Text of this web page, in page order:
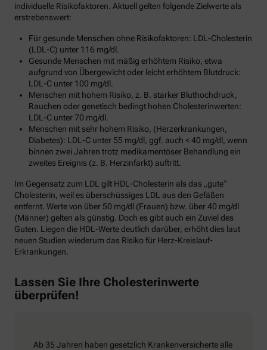
individuelle Risikofaktoren. Aktuell gelten folgende Zielwerte als
erstrebenswert:
Für gesunde Menschen ohne Risikofaktoren: LDL-Cholesterin
(LDL-C) unter 116 mg/dl.
Gesunde Menschen mit mäßig erhöhtem Risiko, etwa
aufgrund von Übergewicht oder leicht erhöhtem Blutdruck:
LDL-C unter 100 mg/dl.
Menschen mit hohem Risiko, z. B. starker Bluthochdruck,
Rauchen oder genetisch bedingt hohen Cholesterinwerten:
LDL-C unter 70 mg/dl.
Menschen mit sehr hohem Risiko, (Herzerkrankungen,
Diabetes): LDL-C unter 55 mg/dl, ggf. auch < 40 mg/dl, wenn
binnen zwei Jahren trotz medikamentöser Behandlung ein
zweites Ereignis (z. B. Herzinfarkt) auftritt.
Im Gegensatz zum LDL gilt HDL-Cholesterin als das „gute“
Cholesterin, weil es überschüssiges LDL aus den Gefäßen
entfernt. Werte von über 50 mg/dl (Frauen) bzw. über 40 mg/dl
(Männer) gelten als günstig. Doch es gibt auch ein Zuviel des
Guten. Liegen die HDL-Werte deutlich darüber, erhöht dies laut
neuen Studien wiederum das Risiko für Herz-Kreislauf-
Erkrankungen.
Lassen Sie Ihre Cholesterinwerte
überprüfen!
Ab 35 Jahren haben gesetzlich Krankenversicherte alle